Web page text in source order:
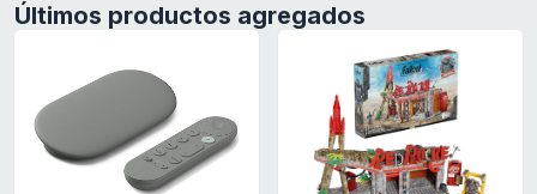
Últimos productos agregados